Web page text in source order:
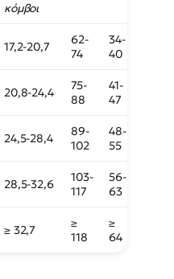
κόμβοι
17,2-20,7
62-
74
34-
40
20,8-24,4
75-
88
41-
47
24,5-28,4
89-
102
48-
55
28,5-32,6
103-
117
56-
63
≥ 32,7
≥
118
≥
64